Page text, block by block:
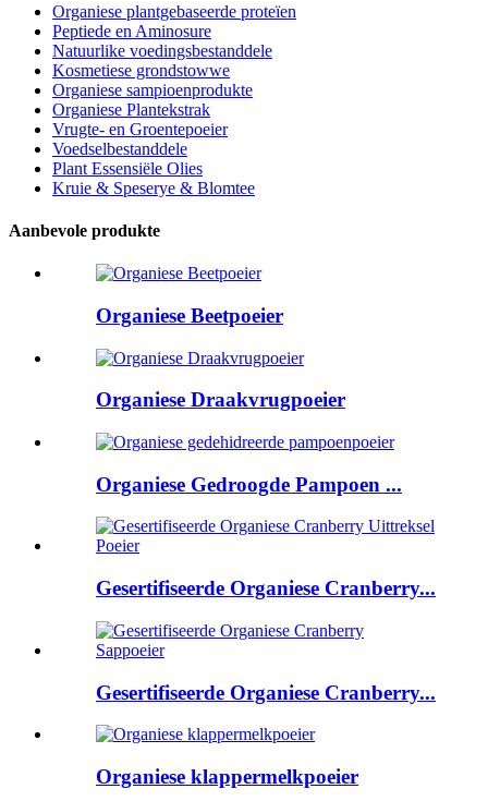
Organiese plantgebaseerde proteïen
Peptiede en Aminosure
Natuurlike voedingsbestanddele
Kosmetiese grondstowwe
Organiese sampioenprodukte
Organiese Plantekstrak
Vrugte- en Groentepoeier
Voedselbestanddele
Plant Essensiële Olies
Kruie & Speserye & Blomtee
Aanbevole produkte
Organiese Beetpoeier
Organiese Draakvrugpoeier
Organiese Gedroogde Pampoen ...
Gesertifiseerde Organiese Cranberry...
Gesertifiseerde Organiese Cranberry...
Organiese klappermelkpoeier